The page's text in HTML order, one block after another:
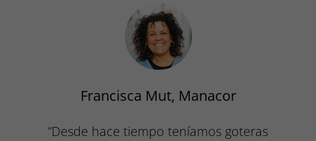
Francisca Mut, Manacor
“Desde hace tiempo teníamos goteras